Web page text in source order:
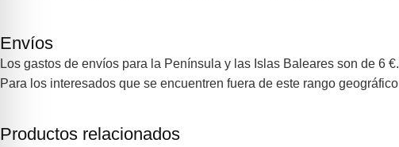
Envíos
Los gastos de envíos para la Península y las Islas Baleares son de 6 €.
Para los interesados que se encuentren fuera de este rango
Productos relacionados